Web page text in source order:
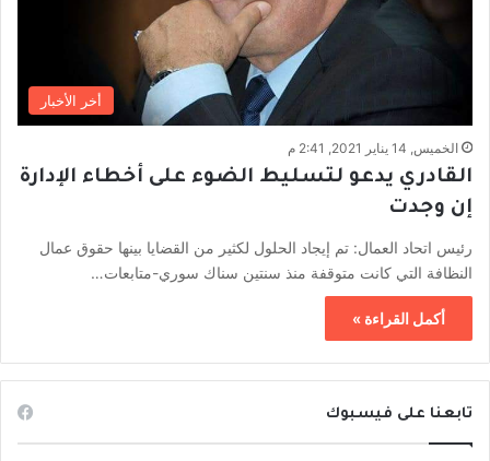
أخر الأخبار
الخميس, 14 يناير 2021, 2:41 م
القادري يدعو لتسليط الضوء على أخطاء الإدارة
إن وجدت
رئيس اتحاد العمال: تم إيجاد الحلول لكثير من القضايا بينها حقوق عمال
النظافة التي كانت متوقفة منذ سنتين سناك سوري-متابعات…
أكمل القراءة »
تابعنا على فيسبوك